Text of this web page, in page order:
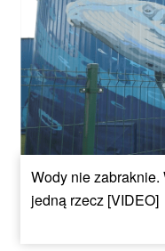
Wody nie
jedną rzecz [VIDEO]